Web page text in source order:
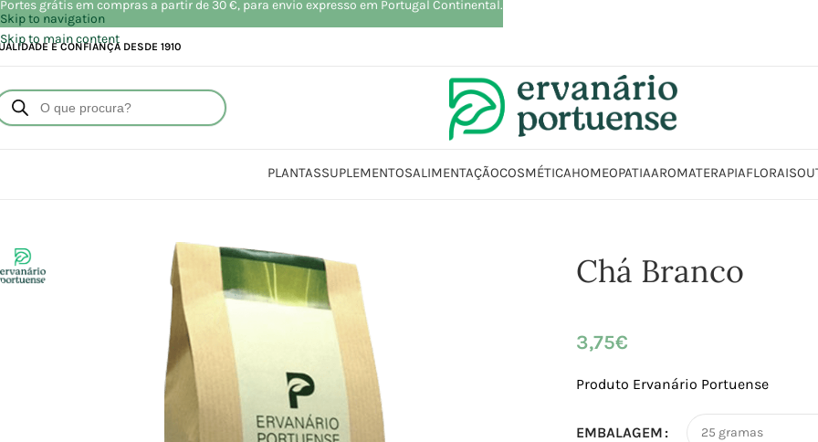
Skip to navigation
Skip to main content
E CONFIANÇA DESDE 1910
PLANTASSUPLEMENTOSALIMENTAÇÃOCOSMÉTICAHOMEOPATIAAROMATERAPIAFLORAIS
Chá Branco
3,75€
Produto Ervanário Portuense
EMBALAGEM
Portes grátis em compras a partir de 30 €, para envio expresso em Portugal Continental.